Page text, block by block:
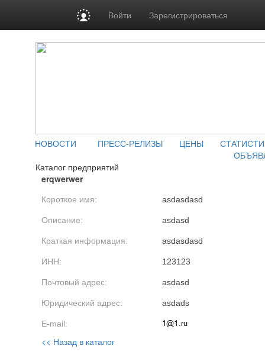
Войти Зарегистрироваться
НОВОСТИ ПРЕСС-РЕЛИЗЫ ЦЕНЫ
Каталог предприятий
erqwerwer
Короткое имя: asdasdasd
Описание: asdasd
Краткая информация: asdasdasd
ИНН: 123123
Почтовый адрес: asdasd
Юридический адрес: asdads
E-mail:
<< Назад в каталог